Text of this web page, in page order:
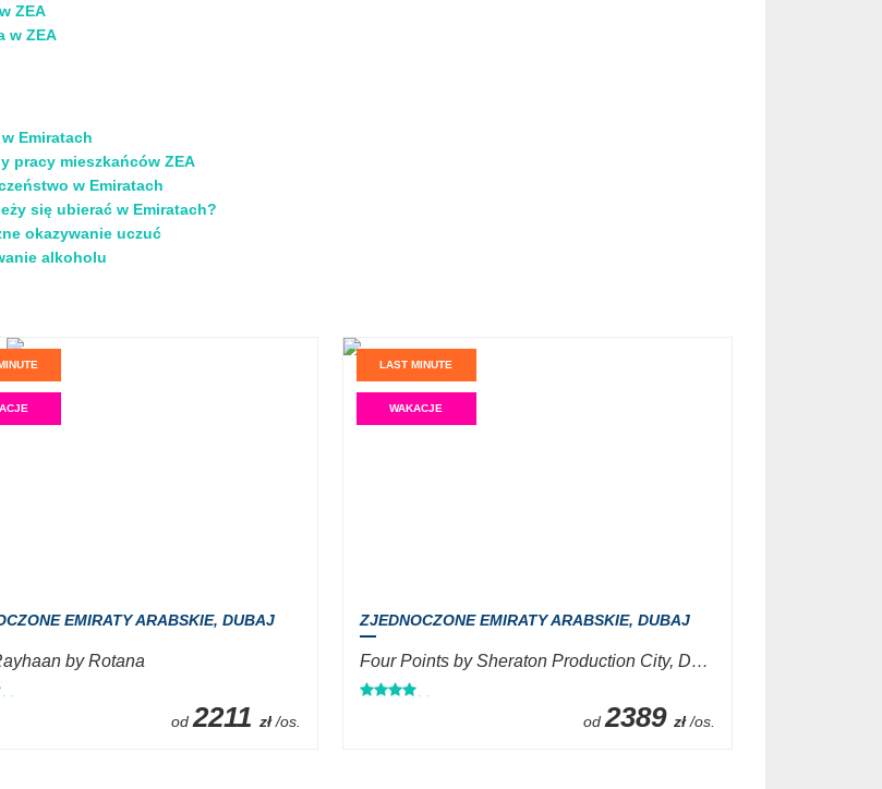
ZEA
w ZEA
Emiratach
pracy mieszkańców ZEA
w Emiratach
się ubierać w Emiratach?
okazywanie uczuć
alkoholu
EMIRATY ARABSKIE,DUBAJ
by Rotana
od 2211 zł /os.
LAST MINUTE
WAKACJE
ZJEDNOCZONE EMIRATY ARABSKIE, DUBAJ
Four Points by Sheraton Production City, Dubai
od 2389 zł /os.